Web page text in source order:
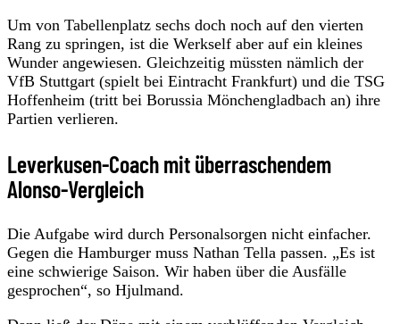
Um von Tabellenplatz sechs doch noch auf den vierten
Rang zu springen, ist die Werkself aber auf ein kleines
Wunder angewiesen. Gleichzeitig müssten nämlich der
VfB Stuttgart (spielt bei Eintracht Frankfurt) und die TSG
Hoffenheim (tritt bei Borussia Mönchengladbach an) ihre
Partien verlieren.
Leverkusen-Coach mit überraschendem
Alonso-Vergleich
Die Aufgabe wird durch Personalsorgen nicht einfacher.
Gegen die Hamburger muss Nathan Tella passen. „Es ist
eine schwierige Saison. Wir haben über die Ausfälle
gesprochen“, so Hjulmand.